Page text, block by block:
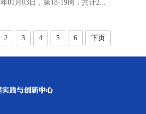
年01月03日，第18-19周，共计2...
2 3 4 5 6 下页